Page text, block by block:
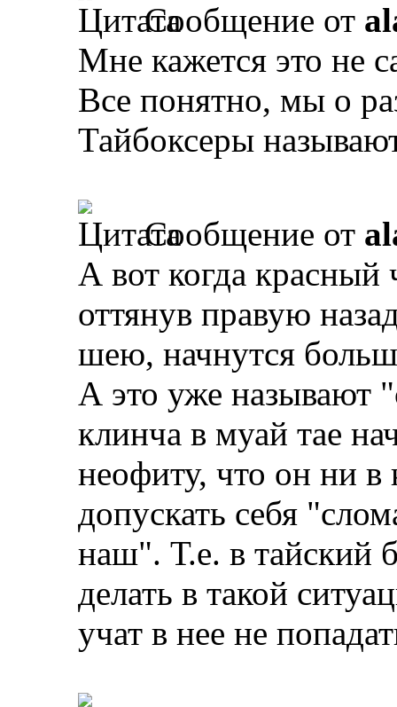
Сообщение от
Мне кажется это не
Все понятно, мы о
Тайбоксеры
Сообщение от
А вот когда красный
оттянув правую
шею, начнутся
А это уже называют
клинча в муай тае
неофиту, что он ни в
допускать себя
наш". Т.е. в тайский
делать в такой
учат в нее не